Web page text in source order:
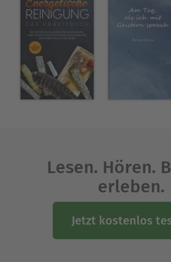
mit spirituellem Räuchern
Erfahren Sie in diesem
Buch:
- Wie die reinigende Wirkung des
funktioniert,um negative Aspekte
zu verbannen.
- Durch welche Anzeichen Sie
Zeit für eine Reinigung ist, sodass
Lesen. Hören.
erleben.
Jetzt kostenlos